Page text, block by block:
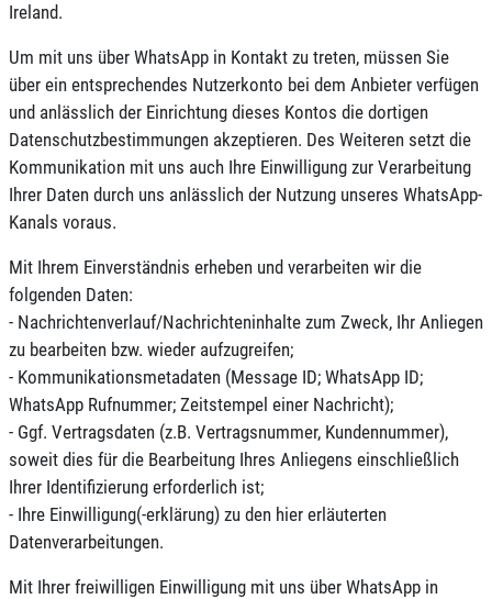
Ireland.
Um mit uns über WhatsApp in Kontakt zu treten, müssen Sie
über ein entsprechendes Nutzerkonto bei dem Anbieter verfügen
und anlässlich der Einrichtung dieses Kontos die dortigen
Datenschutzbestimmungen akzeptieren. Des Weiteren setzt die
Kommunikation mit uns auch Ihre Einwilligung zur Verarbeitung
Ihrer Daten durch uns anlässlich der Nutzung unseres WhatsApp-
Kanals voraus.
Mit Ihrem Einverständnis erheben und verarbeiten wir die
folgenden Daten:
- Nachrichtenverlauf/Nachrichteninhalte zum Zweck, Ihr Anliegen
zu bearbeiten bzw. wieder aufzugreifen;
- Kommunikationsmetadaten (Message ID; WhatsApp ID;
WhatsApp Rufnummer; Zeitstempel einer Nachricht);
- Ggf. Vertragsdaten (z.B. Vertragsnummer, Kundennummer),
soweit dies für die Bearbeitung Ihres Anliegens einschließlich
Ihrer Identifizierung erforderlich ist;
- Ihre Einwilligung(-erklärung) zu den hier erläuterten
Datenverarbeitungen.
Mit Ihrer freiwilligen Einwilligung mit uns über WhatsApp in